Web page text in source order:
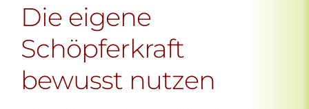
Die eigene
Schöpferkraft
bewusst nutzen